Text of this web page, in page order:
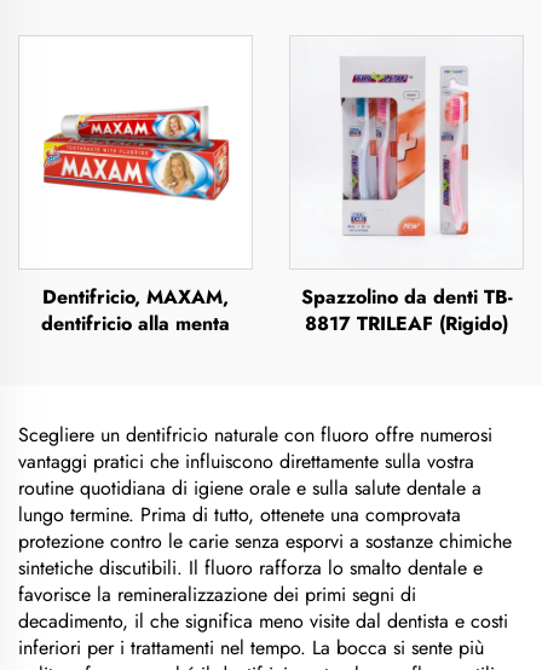
Dentifricio, MAXAM,
dentifricio alla menta
Spazzolino da denti TB-
8817 TRILEAF (Rigido)
Scegliere un dentifricio naturale con fluoro offre numerosi
vantaggi pratici che influiscono direttamente sulla vostra
routine quotidiana di igiene orale e sulla salute dentale a
lungo termine. Prima di tutto, ottenete una comprovata
protezione contro le carie senza esporvi a sostanze chimiche
sintetiche discutibili. Il fluoro rafforza lo smalto dentale e
favorisce la remineralizzazione dei primi segni di
decadimento, il che significa meno visite dal dentista e costi
inferiori per i trattamenti nel tempo. La bocca si sente più